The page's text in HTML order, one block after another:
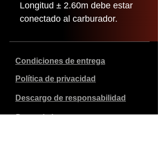
Longitud ± 2.60m debe estar
conectado al carburador.
Condiciones de entrega
Política de privacidad
Descargo de responsabilidad
Datos de la empresa